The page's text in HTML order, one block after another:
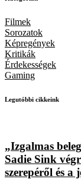
Filmek
Sorozatok
Képregények
Kritikák
Érdekességek
Gaming
Legutóbbi cikkeink
„Izgalmas
Sadie Sink
szerepéről és a